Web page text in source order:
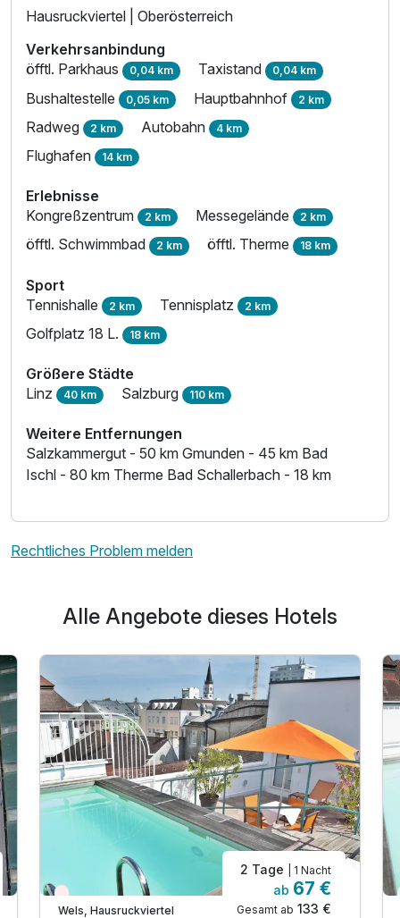
Hausruckviertel | Oberösterreich
Verkehrsanbindung
öfftl. Parkhaus 0,04 km Taxistand 0,04 km
Bushaltestelle 0,05 km Hauptbahnhof 2 km
Radweg 2 km Autobahn 4 km
Flughafen 14 km
Erlebnisse
Kongreßzentrum 2 km Messegelände 2 km
öfftl. Schwimmbad 2 km öfftl. Therme 18 km
Sport
Tennishalle 2 km Tennisplatz 2 km
Golfplatz 18 L. 18 km
Größere Städte
Linz 40 km Salzburg 110 km
Weitere Entfernungen
Salzkammergut - 50 km Gmunden - 45 km Bad
Ischl - 80 km Therme Bad Schallerbach - 18 km
Rechtliches Problem melden
Alle Angebote dieses Hotels
Nur noch Restplätze
Wels, Hausruckviertel
2 Tage | 1 Nacht
ab 67 €
Gesamt ab 133 €